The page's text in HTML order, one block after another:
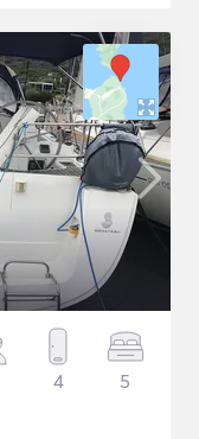
4 5